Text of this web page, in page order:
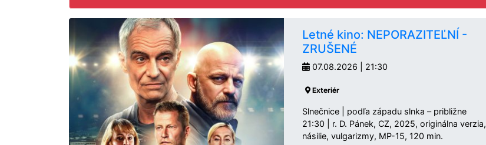
Letné kino: NEPORAZITEĽNÍ -
ZRUŠENÉ
07.08.2026 | 21:30
Exteriér
Slnečnice | podľa západu slnka – približne
21:30 | r. D. Pánek, CZ, 2025, originálna verzia,
násilie, vulgarizmy, MP-15, 120 min.